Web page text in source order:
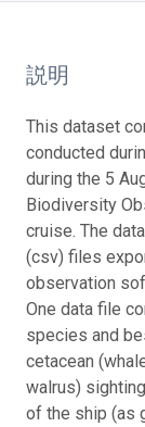
説明
This dataset
conducted
during the 5
Biodiversity
cruise. The
(csv) files
observation
One data file
species and
cetacean
walrus)
of the ship (as